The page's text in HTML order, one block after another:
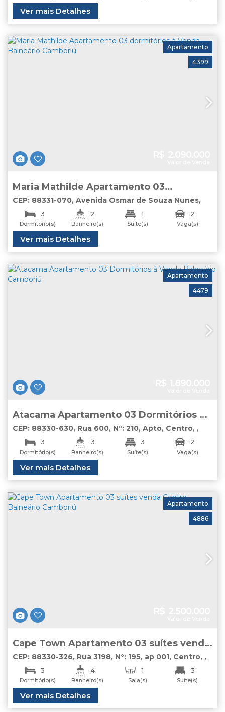
Total:
296.00
2
Vaga(s)
Ver mais Detalhes
4399
Apartamento
Maria Mathilde Apartamento 03
dormitórios à Venda Balneário Camboriú
CEP: 88331-070, Avenida Osmar de Souza Nunes,
Pioneiros Balneário Camboriú
Catarina
3
Dormitório(s)
2
Banheiro(s)
1
Suíte(s)
2
Vaga(s)
Útil:
94 .00m²
Ver mais Detalhes
4479
Apartamento
Atacama Apartamento 03 Dormitórios à
Venda Balneário Camboriú
CEP: 88330-630, Rua 600, N°: 210, Apto, Centro ,
Balneário Camboriú
Santa Catarina Brasil
3
Dormitório(s)
3
Banheiro(s)
3
Suíte(s)
Total:
175 .00m²
2
Vaga(s)
Útil:
110.00
Ver mais Detalhes
4886
Apartamento
Cape Town Apartamento 03 suítes venda
Centro Balneário Camboriú
CEP: 88330-326, Rua 3198, N°: 195, ap 001, Centro ,
Balneário Camboriú
Santa Catarina Brasil
3
Dormitório(s)
4
Banheiro(s)
1
Sala(s)
3
Suíte(s)
2
Vaga(s)
Útil:
139.00
Ver mais Detalhes